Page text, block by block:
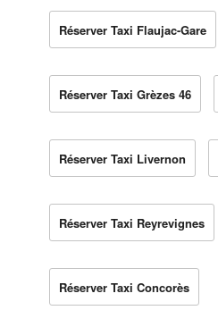
Réserver Taxi Flaujac-Gare
Réserver Taxi Grèzes 46
Réserver Taxi Livernon
Réserver Taxi Reyrevignes
Réserver Taxi Concorès